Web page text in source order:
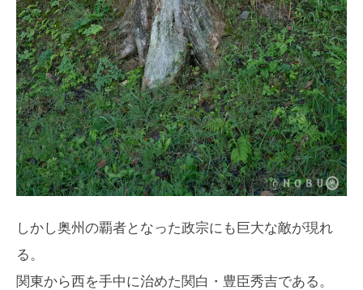
しかし奥州の覇者となった政宗にも巨大な敵が現れ
る。
関東から西を手中に治めた関白・豊臣秀吉である。